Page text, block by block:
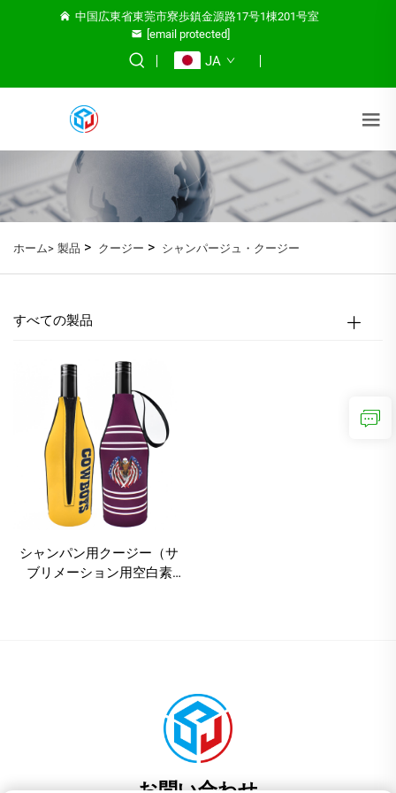
中国広東省東莞市寮歩鎮金源路17号1棟201号室
[email protected]
JA
ホーム> 製品 > クージー > シャンパージュ・クージー
すべての製品
シャンパン用クージー（サ
ブリメーション用空白素